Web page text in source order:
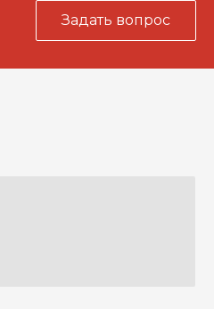
Задать вопрос